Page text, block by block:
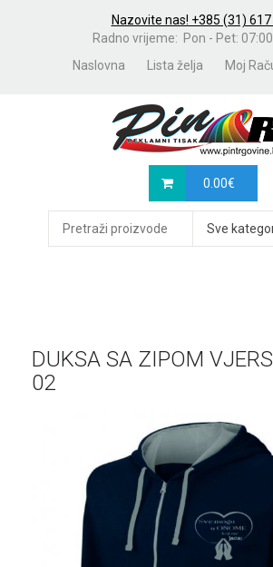
Nazovite nas! +385 (31)
Radno vrijeme: Pon - Pet:
Naslovna
Lista želja Moj
0.00€
Sve
DUKSA SA ZIPOM
02